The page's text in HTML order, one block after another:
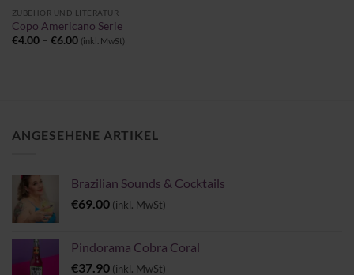
ZUBEHÖR UND LITERATUR
Copo Americano Serie
€4.00 – €6.00Preisspanne:
(inkl. MwSt)
ANGESEHENE ARTIKEL
Brazilian Sounds & Cocktails
€69.00 (inkl. MwSt)
Pindorama Cobra Coral
€37.90 (inkl. MwSt)